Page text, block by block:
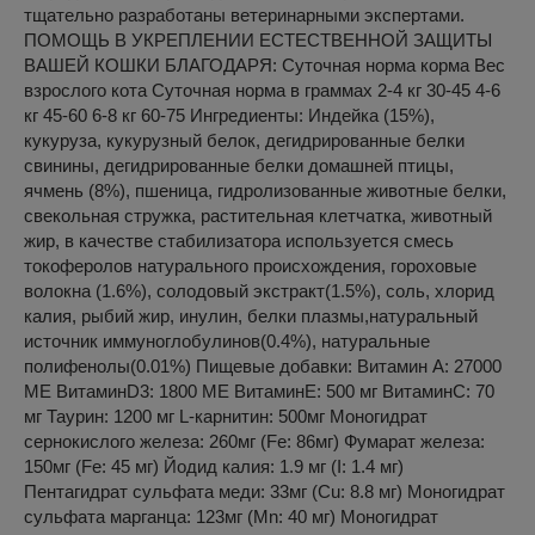
тщательно разработаны ветеринарными экспертами.
ПОМОЩЬ В УКРЕПЛЕНИИ ЕСТЕСТВЕННОЙ ЗАЩИТЫ
ВАШЕЙ КОШКИ БЛАГОДАРЯ: Суточная норма корма Вес
взрослого кота Суточная норма в граммах 2-4 кг 30-45 4-6
кг 45-60 6-8 кг 60-75 Ингредиенты: Индейка (15%),
кукуруза, кукурузный белок, дегидрированные белки
свинины, дегидрированные белки домашней птицы,
ячмень (8%), пшеница, гидролизованные животные белки,
свекольная стружка, растительная клетчатка, животный
жир, в качестве стабилизатора используется смесь
токоферолов натурального происхождения, гороховые
волокна (1.6%), солодовый экстракт(1.5%), соль, хлорид
калия, рыбий жир, инулин, белки плазмы,натуральный
источник иммуноглобулинов(0.4%), натуральные
полифенолы(0.01%) Пищевые добавки: Витамин A: 27000
ME ВитаминD3: 1800 ME ВитаминE: 500 мг ВитаминC: 70
мг Таурин: 1200 мг L-карнитин: 500мг Моногидрат
сернокислого железа: 260мг (Fe: 86мг) Фумарат железа:
150мг (Fe: 45 мг) Йодид калия: 1.9 мг (I: 1.4 мг)
Пентагидрат сульфата меди: 33мг (Cu: 8.8 мг) Моногидрат
сульфата марганца: 123мг (Mn: 40 мг) Моногидрат